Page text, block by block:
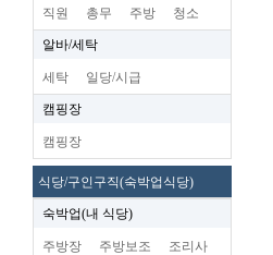
직원 총무 주방 청소
알바/세탁
세탁 일당/시급
캠핑장
캠핑장
식당/구인구직(숙박업식당)
숙박업(내 식당)
주방장 주방보조 조리사